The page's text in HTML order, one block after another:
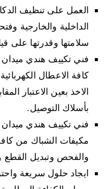
العمل على تنظيف
الداخلية والخارجية
سلامتها وقدرتها على
فني تكييف هندي
كافة الاعطال
الاخذ بعين الاعتبار
بأسلاك التوصيل.
فني تكييف هندي
مكيفات الشباك من
والفحص وتبديل القطع
ايجاد حلول سريعة